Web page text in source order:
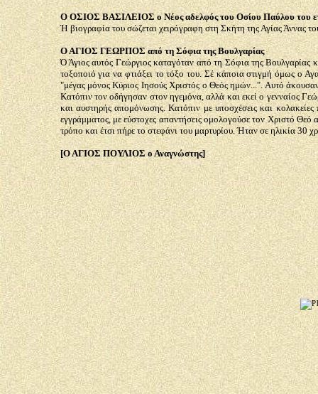
Ο ΟΣΙΟΣ ΒΑΣΙΛΕΙΟΣ ο Νέος αδελφός του Οσίου Παύλου του
Ή βιογραφία του σώζεται χειρόγραφη στη Σκήτη της Αγίας Άννας
Ο ΑΓΙΟΣ ΓΕΩΡΠΟΣ από τη Σόφια της Βουλγαρίας
Ό Άγιος αυτός Γεώργιος καταγόταν από τη Σόφια της
τοξοποιό για να φτιάξει το τόξο του. Σέ κάποια στιγμή όμως ο
"μέγας μόνος Κύριος Ιησούς Χριστός ο Θεός ημών...". Αυτό
Κατόπιν τον οδήγησαν στον ηγεμόνα, αλλά και εκεί ο γενναίος
και αυστηρής απομόνωσης. Κατόπιν με υποσχέσεις και
εγγράμματος, με εύστοχες απαντήσεις ομολογούσε τον Χριστό
τρόπο και έτσι πήρε το στεφάνι του μαρτυρίου. Ήταν σε ηλικία 30
[Ο ΑΓΙΟΣ ΠΟΥΛΙΟΣ ο Αναγνώστης]